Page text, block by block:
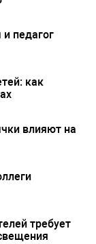
педагог
как
влияют на
требует